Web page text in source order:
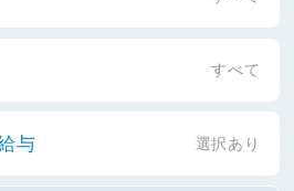
すべて
与 選択あり